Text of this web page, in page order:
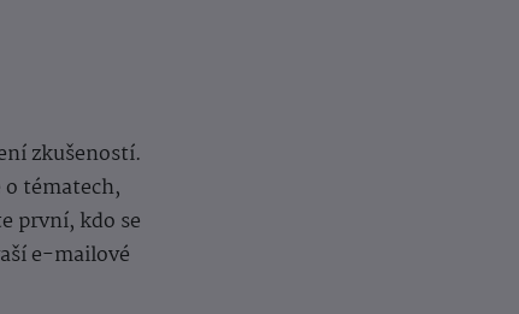
zkušeností.
tématech,
první, kdo se
e-mailové